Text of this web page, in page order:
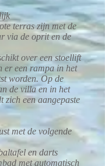
terras zijn met de
via de oprit en de
over een stoellift
er een rampa in het
worden. Op de
de villa en in het
zich een aangepaste
met de volgende
en darts
met automatisch